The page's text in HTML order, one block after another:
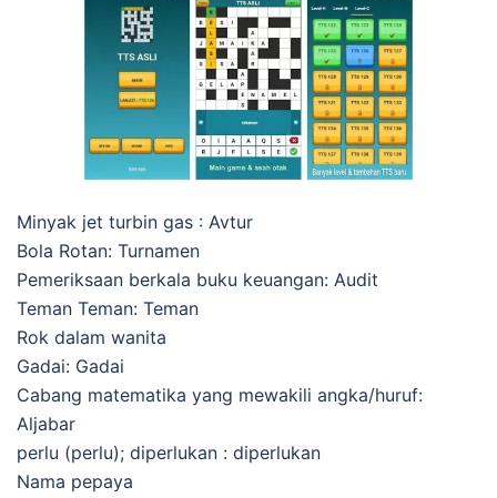
Minyak jet turbin gas : Avtur
Bola Rotan: Turnamen
Pemeriksaan berkala buku keuangan: Audit
Teman Teman: Teman
Rok dalam wanita
Gadai: Gadai
Cabang matematika yang mewakili angka/huruf:
Aljabar
perlu (perlu); diperlukan : diperlukan
Nama pepaya